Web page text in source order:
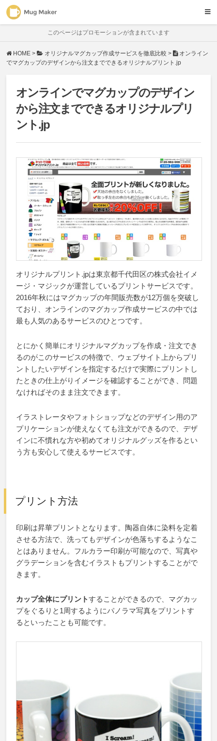
ホーム
サービス比較
初心者ガイド
キャンペーン情報
このページはプロモーションが含まれています
HOME > オリジナルマグカップ作成サービスを徹底比較 >
オンライン
でマグカップのデザインから注文までできるオリジナルプリント.jp
オンラインでマグカップのデザイン
から注文までできるオリジナルプリ
ント.jp
オリジナルプリント.jpは東京都千代田区の株式会社イメ
ージ・マジックが運営しているプリントサービスです。
2016年秋にはマグカップの年間販売数が12万個を突破し
ており、オンラインのマグカップ作成サービスの中では
最も人気のあるサービスのひとつです。
とにかく簡単にオリジナルマグカップを作成・注文でき
るのがこのサービスの特徴で、ウェブサイト上からプリ
ントしたいデザインを指定するだけで実際にプリントし
たときの仕上がりイメージを確認することができ、問題
なければそのまま注文できます。
イラストレータやフォトショップなどのデザイン用のア
プリケーションが使えなくても注文ができるので、デザ
インに不慣れな方や初めてオリジナルグッズを作るとい
う方も安心して使えるサービスです。
プリント方法
印刷は昇華プリントとなります。陶器自体に染料を定着
させる方法で、洗ってもデザインが色落ちするようなこ
とはありません。フルカラー印刷が可能なので、写真や
グラデーションを含むイラストもプリントすることがで
きます。
カップ全体にプリントすることができるので、マグカッ
プをぐるりと1周するようにパノラマ写真をプリントす
るといったことも可能です。